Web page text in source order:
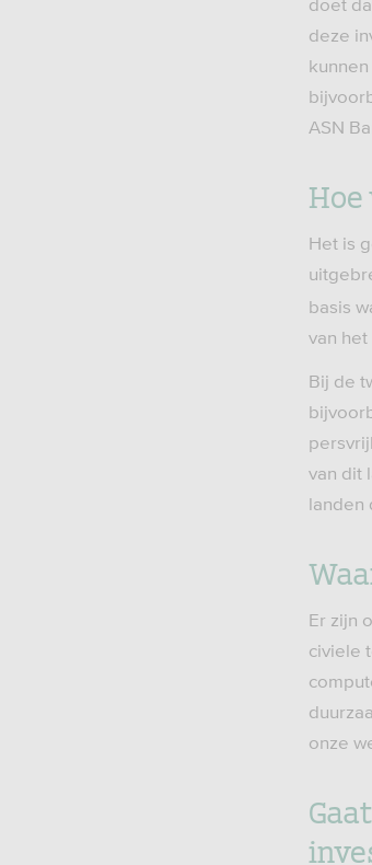
doet
deze
ASN
Het is
basis
van
Bij de
van dit
landen
Er zijn
civiele
onze